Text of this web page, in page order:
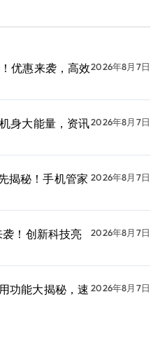
优惠来袭，高效2026年8月7日
身大能量，资讯2026年8月7日
揭秘！手机管家 2026年8月7日
！创新科技亮
2026年8月7日
功能大揭秘，速 2026年8月7日